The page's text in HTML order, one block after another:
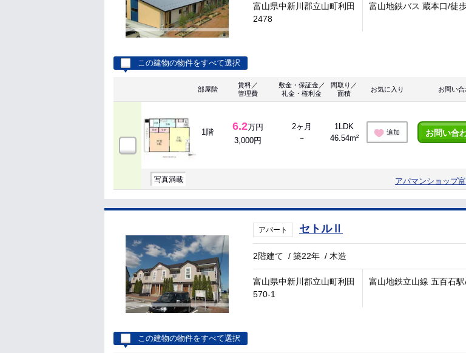
富山県中新川郡立山町利田
2478
富山地鉄バス 蔵本口/徒
この建物の物件をすべて選択
部屋階
賃料／
管理費
敷金・保証金／
礼金・権利金
間取り／
面積
お気に入り お問い
1階 6.2万円
3,000円
2ヶ月
－
1LDK
46.54m²
追加 お問い合
写真満載 アパマンショップ
アパート セトルⅡ
2階建て /築22年 / 木造
富山県中新川郡立山町利田
570-1
富山地鉄立山線 五百石
この建物の物件をすべて選択